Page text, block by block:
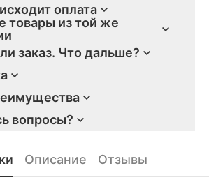
оплата
товары из той же
заказ. Что дальше?
вопросы?
Описание Отзывы